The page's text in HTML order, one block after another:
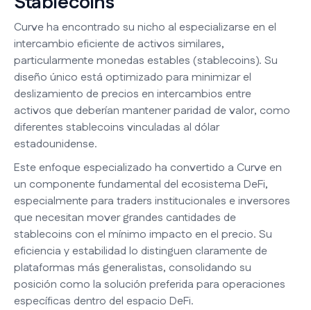
Curve ha encontrado su nicho al especializarse en el
intercambio eficiente de activos similares,
particularmente monedas estables (stablecoins). Su
diseño único está optimizado para minimizar el
deslizamiento de precios en intercambios entre
activos que deberían mantener paridad de valor, como
diferentes stablecoins vinculadas al dólar
estadounidense.
Este enfoque especializado ha convertido a Curve en
un componente fundamental del ecosistema DeFi,
especialmente para traders institucionales e inversores
que necesitan mover grandes cantidades de
stablecoins con el mínimo impacto en el precio. Su
eficiencia y estabilidad lo distinguen claramente de
plataformas más generalistas, consolidando su
posición como la solución preferida para operaciones
específicas dentro del espacio DeFi.